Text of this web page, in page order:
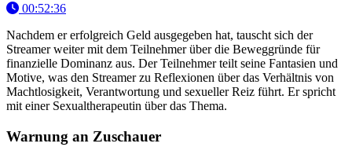
00:52:36
Nachdem er erfolgreich Geld ausgegeben hat, tauscht sich der
Streamer weiter mit dem Teilnehmer über die Beweggründe für
finanzielle Dominanz aus. Der Teilnehmer teilt seine Fantasien und
Motive, was den Streamer zu Reflexionen über das Verhältnis von
Machtlosigkeit, Verantwortung und sexueller Reiz führt. Er spricht
mit einer Sexualtherapeutin über das Thema.
Warnung an Zuschauer